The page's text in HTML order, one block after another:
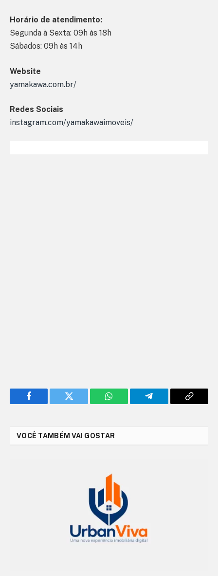
Horário de atendimento:
Segunda à Sexta: 09h às 18h
Sábados: 09h às 14h
Website
yamakawa.com.br/
Redes Sociais
instagram.com/yamakawaimoveis/
Facebook Twitter WhatsApp Telegram
Copy
VOCÊ TAMBÉM VAI GOSTAR